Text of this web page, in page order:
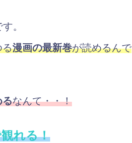
。
る漫画の最新巻が読めるんで
るなんて・・！
れる！